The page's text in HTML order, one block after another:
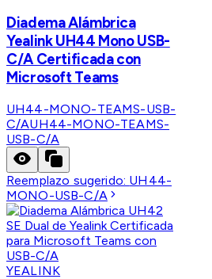
Diadema Alámbrica
Yealink UH44 Mono USB-
C/A Certificada con
Microsoft Teams
UH44-MONO-TEAMS-USB-
C/AUH44-MONO-TEAMS-
USB-C/A
Reemplazo sugerido: UH44-
MONO-USB-C/A
YEALINK